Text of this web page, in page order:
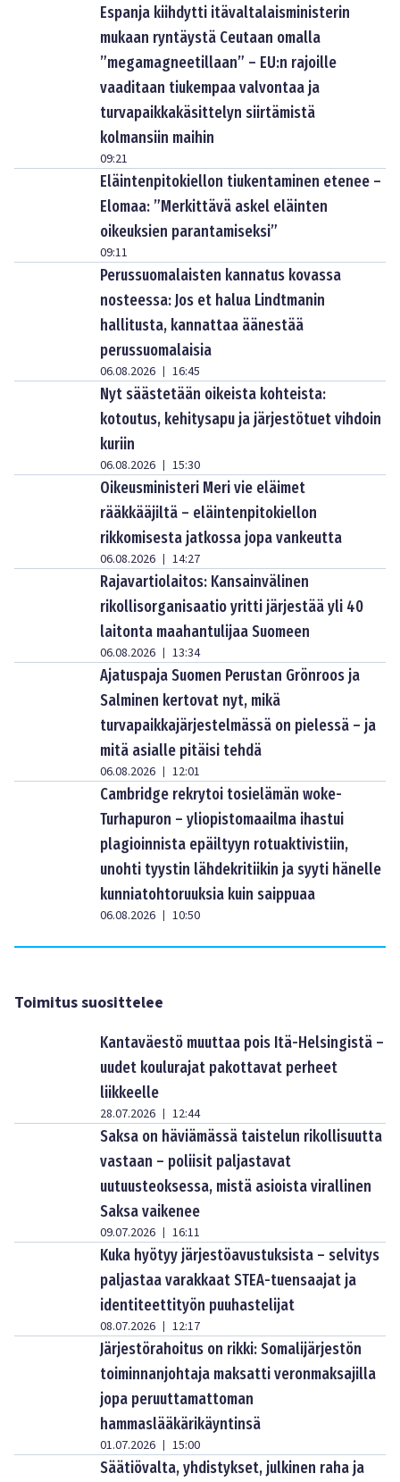
Espanja kiihdytti itävaltalaisministerin
mukaan ryntäystä Ceutaan omalla
”megamagneetillaan” – EU:n rajoille
vaaditaan tiukempaa valvontaa ja
turvapaikkakäsittelyn siirtämistä
kolmansiin maihin
09:21
Eläintenpitokiellon tiukentaminen etenee –
Elomaa: ”Merkittävä askel eläinten
oikeuksien parantamiseksi”
09:11
Perussuomalaisten kannatus kovassa
nosteessa: Jos et halua Lindtmanin
hallitusta, kannattaa äänestää
perussuomalaisia
06.08.2026 | 16:45
Nyt säästetään oikeista kohteista:
kotoutus, kehitysapu ja järjestötuet vihdoin
kuriin
06.08.2026 | 15:30
Oikeusministeri Meri vie eläimet
rääkkääjiltä – eläintenpitokiellon
rikkomisesta jatkossa jopa vankeutta
06.08.2026 | 14:27
Rajavartiolaitos: Kansainvälinen
rikollisorganisaatio yritti järjestää yli 40
laitonta maahantulijaa Suomeen
06.08.2026 | 13:34
Ajatuspaja Suomen Perustan Grönroos ja
Salminen kertovat nyt, mikä
turvapaikkajärjestelmässä on pielessä – ja
mitä asialle pitäisi tehdä
06.08.2026 | 12:01
Cambridge rekrytoi tosielämän woke-
Turhapuron – yliopistomaailma ihastui
plagioinnista epäiltyyn rotuaktivistiin,
unohti tyystin lähdekritiikin ja syyti hänelle
kunniatohtoruuksia kuin saippuaa
06.08.2026 | 10:50
Toimitus suosittelee
Kantaväestö muuttaa pois Itä-Helsingistä –
uudet koulurajat pakottavat perheet
liikkeelle
28.07.2026 | 12:44
Saksa on häviämässä taistelun rikollisuutta
vastaan – poliisit paljastavat
uutuusteoksessa, mistä asioista virallinen
Saksa vaikenee
09.07.2026 | 16:11
Kuka hyötyy järjestöavustuksista – selvitys
paljastaa varakkaat STEA-tuensaajat ja
identiteettityön puuhastelijat
08.07.2026 | 12:17
Järjestörahoitus on rikki: Somalijärjestön
toiminnanjohtaja maksatti veronmaksajilla
jopa peruuttamattoman
hammaslääkärikäyntinsä
01.07.2026 | 15:00
Säätiövalta, yhdistykset, julkinen raha ja